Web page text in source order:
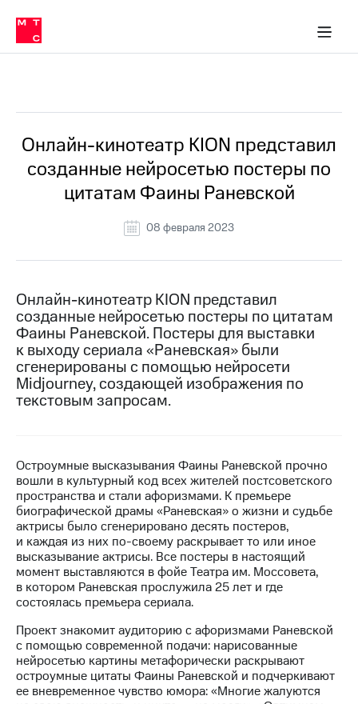
Медиа-центр
и акционерам
Устойчивое развитие
Комплаенс и деловая этика
компании
Карьера
История
компании
Руководство
информация
Контакты
Медиа-центр
Пресс-
релизы
МТС
о технологиях
Интервью
Финансовая
отчетность
Контакты
Новости
в
регионе
и акционерам
Корпоративное
управление
Корпоративный
в МТС
Пресс-
релизы
МТС
о технологиях
Онлайн-кинотеатр KION представил
созданные нейросетью постеры по
цитатам Фаины Раневской
08 февраля 2023
Онлайн-кинотеатр KION представил
созданные нейросетью постеры по цитатам
Фаины Раневской. Постеры для выставки
к выходу сериала «Раневская» были
сгенерированы с помощью нейросети
Midjourney, создающей изображения по
текстовым запросам.
Остроумные высказывания Фаины Раневской прочно
вошли в культурный код всех жителей постсоветского
пространства и стали афоризмами. К премьере
биографической драмы «Раневская» о жизни и судьбе
актрисы было сгенерировано десять постеров,
и каждая из них по-своему раскрывает то или иное
высказывание актрисы. Все постеры в настоящий
момент выставляются в фойе Театра им. Моссовета,
в котором Раневская прослужила 25 лет и где
состоялась премьера сериала.
Проект знакомит аудиторию с афоризмами Раневской
с помощью современной подачи: нарисованные
нейросетью картины метафорически раскрывают
остроумные цитаты Фаины Раневской и подчеркивают
ее вневременное чувство юмора: «Многие жалуются